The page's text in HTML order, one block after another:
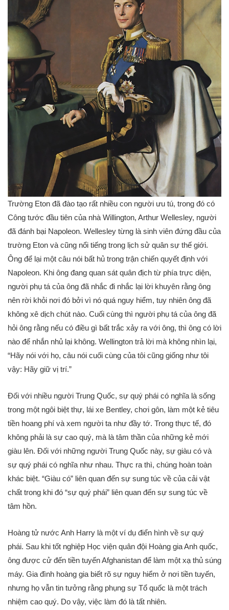
Trường Eton đã đào tạo rất nhiều con người ưu tú, trong đó có
Công tước đầu tiên của nhà Willington, Arthur Wellesley, người
đã đánh bại Napoleon. Wellesley từng là sinh viên đứng đầu của
trường Eton và cũng nổi tiếng trong lịch sử quân sự thế giới.
Ông để lại một câu nói bất hủ trong trận chiến quyết định với
Napoleon. Khi ông đang quan sát quân địch từ phía trực diện,
người phụ tá của ông đã nhắc đi nhắc lại lời khuyên rằng ông
nên rời khỏi nơi đó bởi vì nó quá nguy hiểm, tuy nhiên ông đã
không xê dịch chút nào. Cuối cùng thì người phụ tá của ông đã
hỏi ông rằng nếu có điều gì bất trắc xảy ra với ông, thì ông có lời
nào để nhắn nhủ lại không. Wellington trả lời mà không nhìn lại,
“Hãy nói với họ, câu nói cuối cùng của tôi cũng giống như tôi
vậy: Hãy giữ vị trí.”
Đối với nhiều người Trung Quốc, sự quý phái có nghĩa là sống
trong một ngôi biệt thự, lái xe Bentley, chơi gôn, làm một kẻ tiêu
tiền hoang phí và xem người ta như đầy tớ. Trong thực tế, đó
không phải là sự cao quý, mà là tâm thần của những kẻ mới
giàu lên. Đối với những người Trung Quốc này, sự giàu có và
sự quý phái có nghĩa như nhau. Thực ra thì, chúng hoàn toàn
khác biệt. “Giàu có” liên quan đến sự sung túc về của cải vật
chất trong khi đó “sự quý phái” liên quan đến sự sung túc về
tâm hồn.
Hoàng tử nước Anh Harry là một ví dụ điển hình về sự quý
phái. Sau khi tốt nghiệp Học viện quân đội Hoàng gia Anh quốc,
ông được cử đến tiền tuyến Afghanistan để làm một xạ thủ súng
máy. Gia đình hoàng gia biết rõ sự nguy hiểm ở nơi tiền tuyến,
nhưng họ vẫn tin tưởng rằng phụng sự Tổ quốc là một trách
nhiệm cao quý. Do vậy, việc làm đó là tất nhiên.